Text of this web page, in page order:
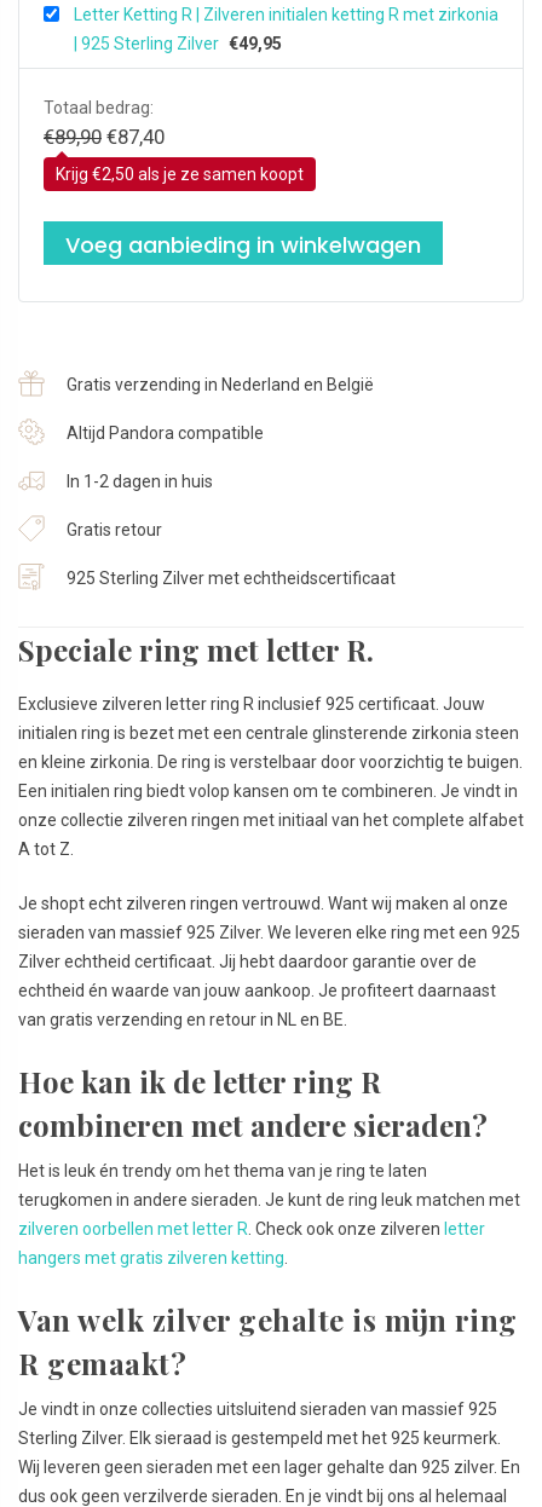
Letter Ketting R | Zilveren initialen ketting R met zirkonia
| 925 Sterling Zilver €49,95
Totaal bedrag:
€89,90 Oorspronkelijke
prijs
was:
€89,90.
€87,40Huidige
prijs
is:
€87,40.
Krijg €2,50 als je ze samen koopt
Voeg aanbieding in winkelwagen
Gratis verzending in Nederland en België
Altijd Pandora compatible
In 1-2 dagen in huis
Gratis retour
925 Sterling Zilver met echtheidscertificaat
Speciale ring met letter R.
Exclusieve zilveren letter ring R inclusief 925 certificaat. Jouw
initialen ring is bezet met een centrale glinsterende zirkonia steen
en kleine zirkonia. De ring is verstelbaar door voorzichtig te buigen.
Een initialen ring biedt volop kansen om te combineren. Je vindt in
onze collectie zilveren ringen met initiaal van het complete alfabet
A tot Z.
Je shopt echt zilveren ringen vertrouwd. Want wij maken al onze
sieraden van massief 925 Zilver. We leveren elke ring met een 925
Zilver echtheid certificaat. Jij hebt daardoor garantie over de
echtheid én waarde van jouw aankoop. Je profiteert daarnaast
van gratis verzending en retour in NL en BE.
Hoe kan ik de letter ring R
combineren met andere sieraden?
Het is leuk én trendy om het thema van je ring te laten
terugkomen in andere sieraden. Je kunt de ring leuk matchen met
zilveren oorbellen met letter R . Check ook onze zilveren letter
hangers met gratis zilveren ketting
Van welk zilver gehalte is mijn ring
R gemaakt?
Je vindt in onze collecties uitsluitend sieraden van massief 925
Sterling Zilver. Elk sieraad is gestempeld met het 925 keurmerk.
Wij leveren geen sieraden met een lager gehalte dan 925 zilver. En
dus ook geen verzilverde sieraden. En je vindt bij ons al helemaal